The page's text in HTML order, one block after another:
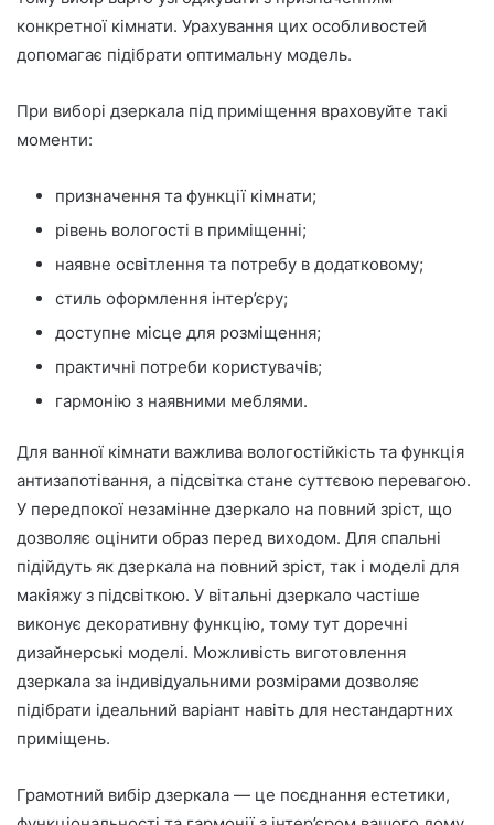
конкретної кімнати. Урахування цих особливостей
допомагає підібрати оптимальну модель.
При виборі дзеркала під приміщення враховуйте такі
моменти:
призначення та функції кімнати;
рівень вологості в приміщенні;
наявне освітлення та потребу в додатковому;
стиль оформлення інтер’єру;
доступне місце для розміщення;
практичні потреби користувачів;
гармонію з наявними меблями.
Для ванної кімнати важлива вологостійкість та функція
антизапотівання, а підсвітка стане суттєвою перевагою.
У передпокої незамінне дзеркало на повний зріст, що
дозволяє оцінити образ перед виходом. Для спальні
підійдуть як дзеркала на повний зріст, так і моделі для
макіяжу з підсвіткою. У вітальні дзеркало частіше
виконує декоративну функцію, тому тут доречні
дизайнерські моделі. Можливість виготовлення
дзеркала за індивідуальними розмірами дозволяє
підібрати ідеальний варіант навіть для нестандартних
приміщень.
Грамотний вибір дзеркала — це поєднання естетики,